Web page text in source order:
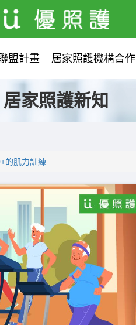
盟計畫 居家照護機構合作
居家照護新知
的肌力訓練